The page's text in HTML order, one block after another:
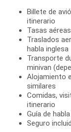
Billete de
itinerario
Tasas aéreas
Traslados
habla inglesa
Transporte
minivan
Alojamiento
similares
Comidas,
itinerario
Guía de
Seguro